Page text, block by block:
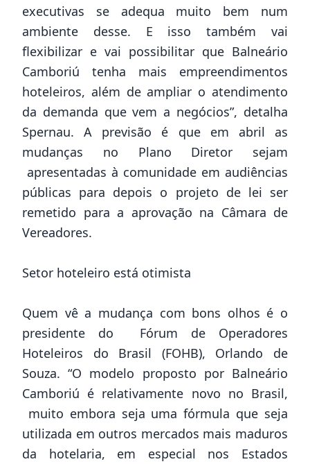
executivas se adequa muito bem num
ambiente desse. E isso também vai
flexibilizar e vai possibilitar que Balneário
Camboriú tenha mais empreendimentos
hoteleiros, além de ampliar o atendimento
da demanda que vem a negócios”, detalha
Spernau. A previsão é que em abril as
mudanças no Plano Diretor sejam
apresentadas à comunidade em audiências
públicas para depois o projeto de lei ser
remetido para a aprovação na Câmara de
Vereadores.
Setor hoteleiro está otimista
Quem vê a mudança com bons olhos é o
presidente do Fórum de Operadores
Hoteleiros do Brasil (FOHB), Orlando de
Souza. “O modelo proposto por Balneário
Camboriú é relativamente novo no Brasil,
muito embora seja uma fórmula que seja
utilizada em outros mercados mais maduros
da hotelaria, em especial nos Estados